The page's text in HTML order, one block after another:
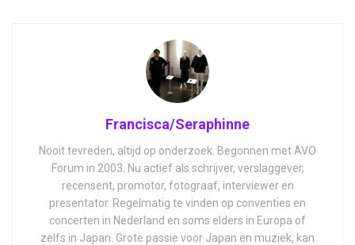
Francisca/Seraphinne
Nooit tevreden, altijd op onderzoek. Begonnen met AVO
Forum in 2003. Nu actief als schrijver, verslaggever,
recensent, promotor, fotograaf, interviewer en
presentator. Regelmatig te vinden op conventies en
concerten in Nederland en soms elders in Europa of
zelfs in Japan. Grote passie voor Japan en muziek, kan